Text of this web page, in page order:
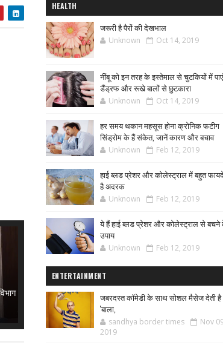
HEALTH
जरूरी है पैरों की देखभाल
Unknown Oct 14, 2019
नींबू को इन तरह के इस्तेमाल से चुटकियों में पाएं
डैंड्रफ और रूखे बालों से छुटकारा
Unknown Oct 14, 2019
हर समय थकान महसूस होना क्रोनिक फटीग
सिंड्रोम के हैं संकेत, जानें कारण और बचाव
Unknown Feb 12, 2019
हाई ब्लड प्रेशर और कोलेस्ट्राल में बहुत
है अदरक
Unknown Feb 12, 2019
ये हैं हाई ब्लड प्रेशर और कोलेस्ट्राल से
उपाय
Unknown Feb 12, 2019
ENTERTAINMENT
जबरदस्त कॉमेडी के साथ सोशल मैसेज देती है
'बाला,
sandhya border times
Nov
2019